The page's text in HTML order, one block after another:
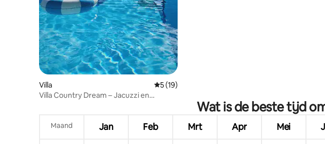
Villa Gemiddelde beoordeling van 5 op 5, 19 recensies
5 (19)
Villa Country Dream – Jacuzzi en
Wat is de beste tijd
Maand Jan Feb Mrt Apr Mei